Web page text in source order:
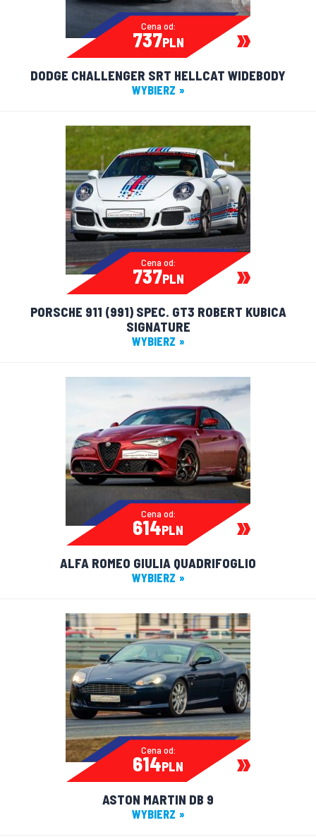
Cena od:
737PLN
DODGE CHALLENGER SRT HELLCAT WIDEBODY
WYBIERZ
Cena od:
737PLN
PORSCHE 911 (991) SPEC. GT3 ROBERT KUBICA
SIGNATURE
WYBIERZ
Cena od:
614PLN
ALFA ROMEO GIULIA QUADRIFOGLIO
WYBIERZ
Cena od:
614PLN
ASTON MARTIN DB 9
WYBIERZ